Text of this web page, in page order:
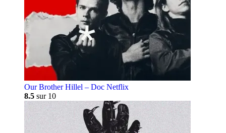
Our Brother Hillel – Doc Netflix
8.5 sur 10